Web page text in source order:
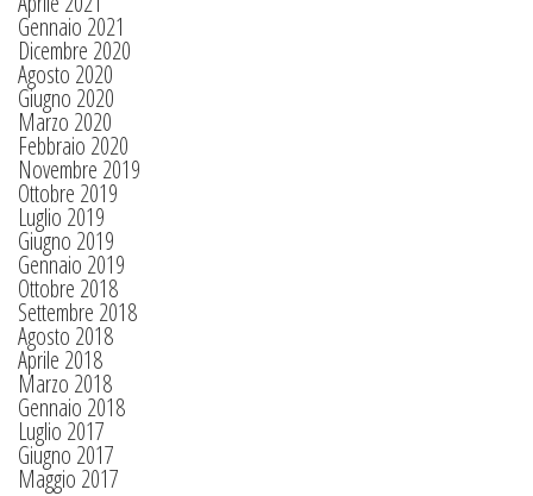
Gennaio 2021
Dicembre 2020
Agosto 2020
Giugno 2020
Marzo 2020
Febbraio 2020
Novembre 2019
Ottobre 2019
Luglio 2019
Giugno 2019
Gennaio 2019
Ottobre 2018
Settembre 2018
Agosto 2018
Aprile 2018
Marzo 2018
Gennaio 2018
Luglio 2017
Giugno 2017
Maggio 2017